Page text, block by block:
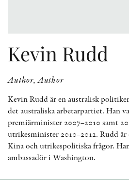
Kevin Rudd
Author, Author
Kevin Rudd är en australisk
det australiska arbetarpartiet. Han
premiärminister 2007–2010 samt
utrikesminister 2010–2012. Rudd är
Kina och utrikespolitiska frågor.
ambassadör i Washington.